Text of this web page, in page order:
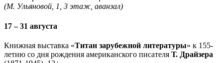
(М. Ульяновой, 1, 3 этаж, аванзал)
17 – 31 августа
Книжная выставка «Титан зарубежной литературы» к 155-
летию со дня рождения американского писателя Т. Драйзера